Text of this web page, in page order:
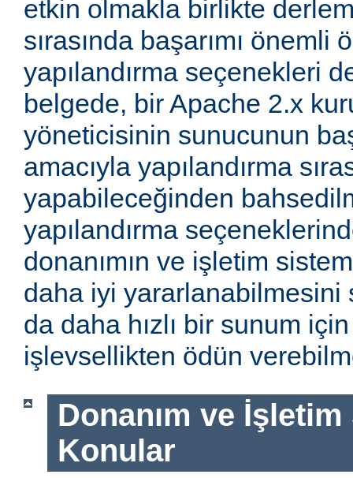
etkin olmakla birlikte
sırasında başarımı
yapılandırma seçenekleri
belgede, bir Apache 2.x
yöneticisinin sunucunun
amacıyla yapılandırma
yapabileceğinden
yapılandırma
donanımın ve işletim
daha iyi yararlanabilmesini
da daha hızlı bir sunum
işlevsellikten ödün
Donanım ve
Konular